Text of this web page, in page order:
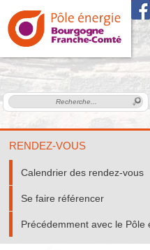
RENDEZ-VOUS
Calendrier des rendez-vous
Se faire référencer
Précédemment avec le Pôle